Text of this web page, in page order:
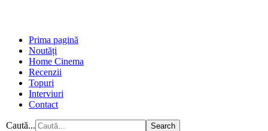
Prima pagină
Noutăți
Home Cinema
Recenzii
Topuri
Interviuri
Contact
Caută...